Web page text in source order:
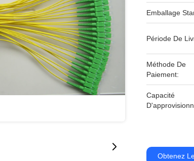
Emballage
Période De
Méthode De
Paiement:
Capacité
Obtenez